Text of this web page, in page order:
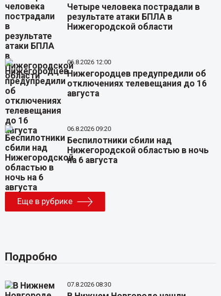
Четыре человека пострадали в
результате атаки БПЛА в
Нижегородской области
06.8.2026 12:00
Нижегородцев предупредили об
отключениях телевещания до 16
августа
06.8.2026 09:20
Беспилотники сбили над
Нижегородской областью в ночь
на 6 августа
Еще в рубрике
Подробно
07.8.2026 08:30